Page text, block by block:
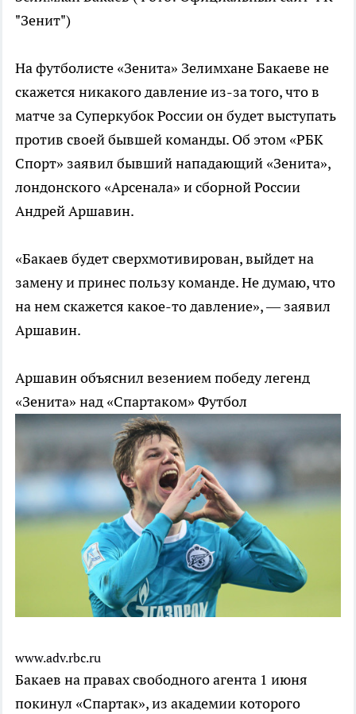
"Зенит")
На футболисте «Зенита» Зелимхане Бакаеве не
скажется никакого давление из-за того, что в
матче за Суперкубок России он будет выступать
против своей бывшей команды. Об этом «РБК
Спорт» заявил бывший нападающий «Зенита»,
лондонского «Арсенала» и сборной России
Андрей Аршавин.
«Бакаев будет сверхмотивирован, выйдет на
замену и принес пользу команде. Не думаю, что
на нем скажется какое-то давление», — заявил
Аршавин.
Аршавин объяснил везением победу легенд
«Зенита» над «Спартаком» Футбол
www.adv.rbc.ru
Бакаев на правах свободного агента 1 июня
покинул «Спартак», из академии которого